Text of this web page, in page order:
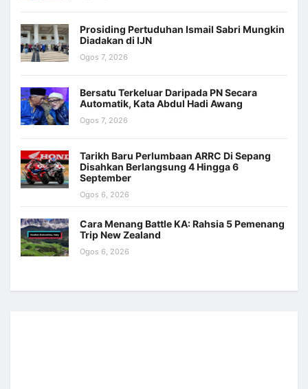
Prosiding Pertuduhan Ismail Sabri Mungkin
Diadakan di IJN
Ogos 7, 2026
Bersatu Terkeluar Daripada PN Secara
Automatik, Kata Abdul Hadi Awang
Ogos 7, 2026
Tarikh Baru Perlumbaan ARRC Di Sepang
Disahkan Berlangsung 4 Hingga 6
September
Ogos 6, 2026
Cara Menang Battle KA: Rahsia 5 Pemenang
Trip New Zealand
Ogos 6, 2026